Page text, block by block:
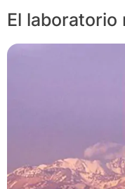
El laboratorio